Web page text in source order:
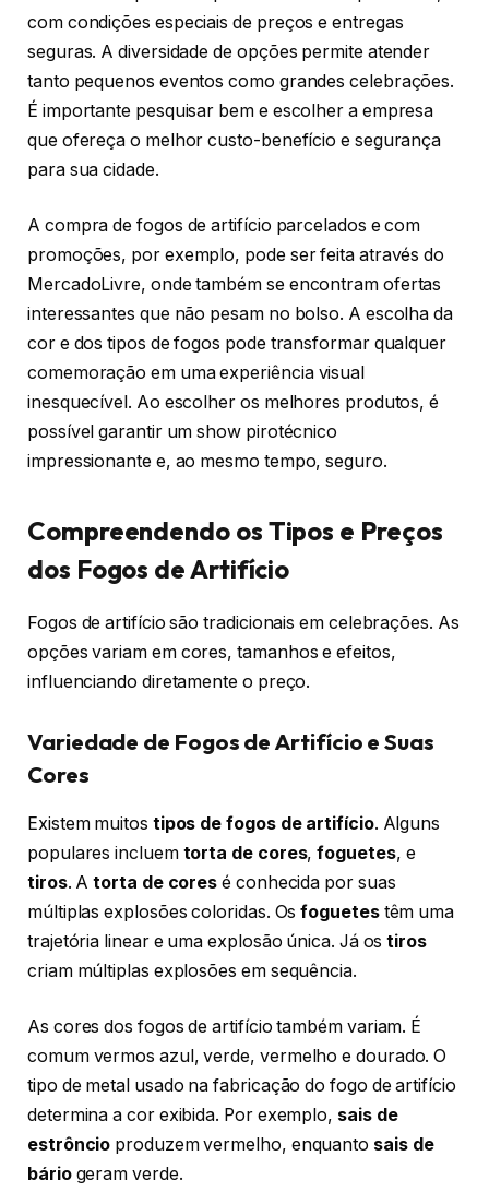
com condições especiais de preços e entregas
seguras. A diversidade de opções permite atender
tanto pequenos eventos como grandes celebrações.
É importante pesquisar bem e escolher a empresa
que ofereça o melhor custo-benefício e segurança
para sua cidade.
A compra de fogos de artifício parcelados e com
promoções, por exemplo, pode ser feita através do
MercadoLivre, onde também se encontram ofertas
interessantes que não pesam no bolso. A escolha da
cor e dos tipos de fogos pode transformar qualquer
comemoração em uma experiência visual
inesquecível. Ao escolher os melhores produtos, é
possível garantir um show pirotécnico
impressionante e, ao mesmo tempo, seguro.
Compreendendo os Tipos e Preços
dos Fogos de Artifício
Fogos de artifício são tradicionais em celebrações. As
opções variam em cores, tamanhos e efeitos,
influenciando diretamente o preço.
Variedade de Fogos de Artifício e Suas
Cores
Existem muitos tipos de fogos de artifício. Alguns
populares incluem torta de cores,foguetes, e
tiros. Atorta de cores é conhecida por suas
múltiplas explosões coloridas. Osfoguetestêm uma
trajetória linear e uma explosão única. Já ostiros
criam múltiplas explosões em sequência.
As cores dos fogos de artifício também variam. É
comum vermos azul, verde, vermelho e dourado. O
tipo de metal usado na fabricação do fogo de artifício
determina a cor exibida. Por exemplo, sais de
estrôncio produzem vermelho, enquanto sais de
báriogeram verde.